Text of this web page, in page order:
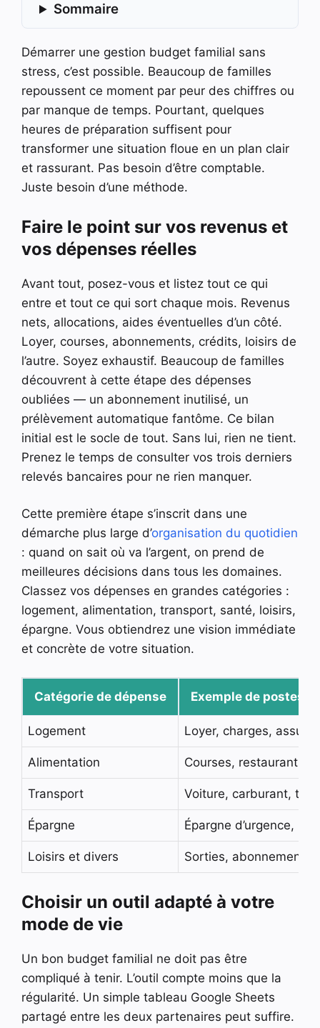
Sommaire
Démarrer une gestion budget familial sans
stress, c’est possible. Beaucoup de familles
repoussent ce moment par peur des chiffres ou
par manque de temps. Pourtant, quelques
heures de préparation suffisent pour
transformer une situation floue en un plan clair
et rassurant. Pas besoin d’être comptable.
Juste besoin d’une méthode.
Faire le point sur vos revenus et
vos dépenses réelles
Avant tout, posez-vous et listez tout ce qui
entre et tout ce qui sort chaque mois. Revenus
nets, allocations, aides éventuelles d’un côté.
Loyer, courses, abonnements, crédits, loisirs de
l’autre. Soyez exhaustif. Beaucoup de familles
découvrent à cette étape des dépenses
oubliées — un abonnement inutilisé, un
prélèvement automatique fantôme. Ce bilan
initial est le socle de tout. Sans lui, rien ne tient.
Prenez le temps de consulter vos trois derniers
relevés bancaires pour ne rien manquer.
Cette première étape s’inscrit dans une
démarche plus large d’organisation du quotidien
: quand on sait où va l’argent, on prend de
meilleures décisions dans tous les domaines.
Classez vos dépenses en grandes catégories :
logement, alimentation, transport, santé, loisirs,
épargne. Vous obtiendrez une vision immédiate
et concrète de votre situation.
Catégorie de dépense Exemple de postes
Logement Loyer, charges,
Alimentation Courses, restaurants,
Transport Voiture, carburant,
Épargne Épargne d’urgence,
Loisirs et divers Sorties, abonnements,
Choisir un outil adapté à votre
mode de vie
Un bon budget familial ne doit pas être
compliqué à tenir. L’outil compte moins que la
régularité. Un simple tableau Google Sheets
partagé entre les deux partenaires peut suffire.